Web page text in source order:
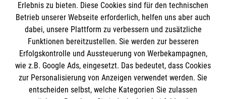
Informationen
Impressum
Datenschutz
Barrierefreiheit
Die Malteser
Erlebnis zu bieten. Diese Cookies sind für den technischen
Betrieb unserer Webseite erforderlich, helfen uns aber auch
dabei, unsere Plattform zu verbessern und zusätzliche
Funktionen bereitzustellen. Sie werden zur besseren
Erfolgskontrolle und Aussteuerung von Werbekampagnen,
wie z.B. Google Ads, eingesetzt. Das bedeutet, dass Cookies
zur Personalisierung von Anzeigen verwendet werden. Sie
entscheiden selbst, welche Kategorien Sie zulassen